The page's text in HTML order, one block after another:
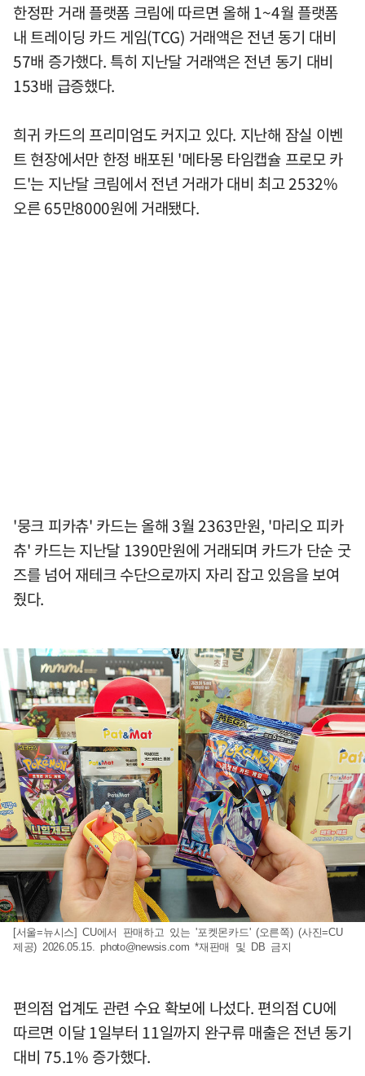
한정판 거래 플랫폼 크림에 따르면 올해 1~4월 플랫폼
내 트레이딩 카드 게임(TCG) 거래액은 전년 동기 대비
57배 증가했다. 특히 지난달 거래액은 전년 동기 대비
153배 급증했다.
희귀 카드의 프리미엄도 커지고 있다. 지난해 잠실 이벤
트 현장에서만 한정 배포된 '메타몽 타임캡슐 프로모 카
드'는 지난달 크림에서 전년 거래가 대비 최고 2532%
오른 65만8000원에 거래됐다.
'뭉크 피카츄' 카드는 올해 3월 2363만원, '마리오 피카
츄' 카드는 지난달 1390만원에 거래되며 카드가 단순 굿
즈를 넘어 재테크 수단으로까지 자리 잡고 있음을 보여
줬다.
[서울=뉴시스] CU에서 판매하고 있는 '포켓몬카드' (오른쪽) (사진=CU
제공) 2026.05.15.photo@newsis.com *재판매 및 DB 금지
편의점 업계도 관련 수요 확보에 나섰다. 편의점 CU에
따르면 이달 1일부터 11일까지 완구류 매출은 전년 동기
대비 75.1% 증가했다.